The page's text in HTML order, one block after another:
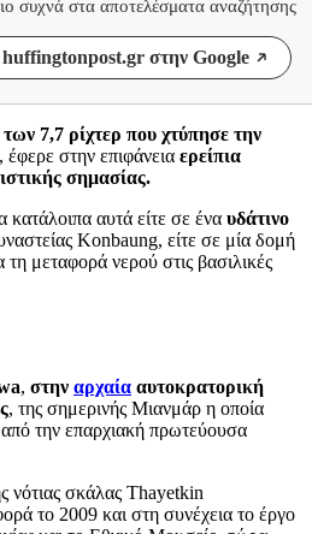
συχνά στα αποτελέσματα αναζήτησης
στην Google
7,7 ρίχτερ που χτύπησε την
, έφερε στην επιφάνεια ερείπια
σημασίας.
κατάλοιπα αυτά είτε σε ένα υδάτινο
Konbaung, είτε σε μία δομή
τη μεταφορά νερού στις βασιλικές
, στην αρχαία αυτοκρατορική
, της σημερινής Μιανμάρ η οποία
από την επαρχιακή πρωτεύουσα
νότιας σκάλας Thayetkin
το 2009 και στη συνέχεια το έργο